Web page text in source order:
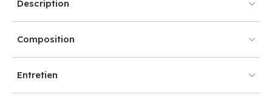
Description
Composition
Entretien